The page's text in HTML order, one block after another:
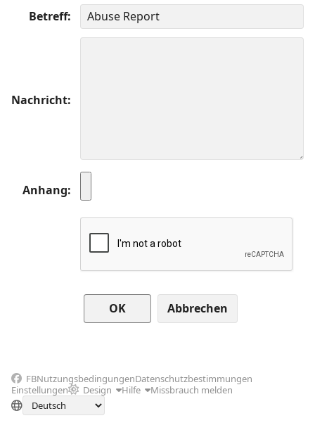
Betreff
Nachricht
Anhang
Abbrechen
FBNutzungsbedingungenDatenschutzbestimmungen
Einstellungen
Design Hilfe Missbrauch melden